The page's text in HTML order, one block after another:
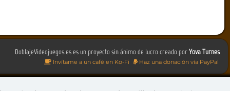
DoblajeVideojuegos.es es un proyecto sin ánimo de lucro creado porYova Turnes
Invítame a un café en Ko-Fi Haz una donación vía PayPal